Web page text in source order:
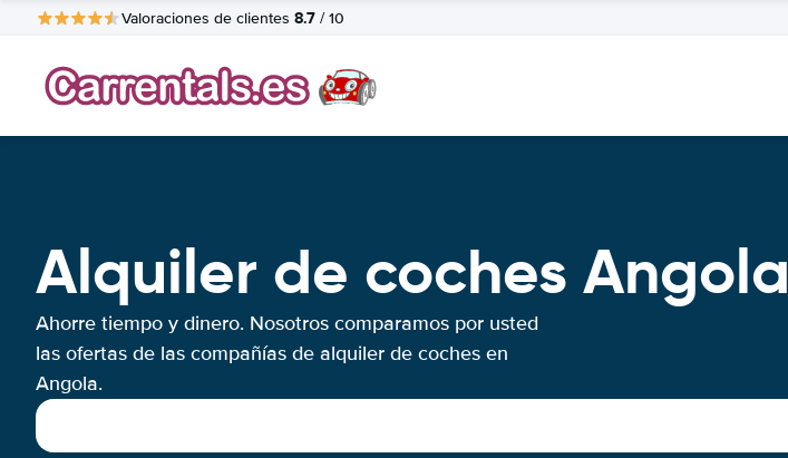
Valoraciones de clientes 8.7 / 10
Alquiler de coches Angola
Ahorre tiempo y dinero. Nosotros comparamos por usted
las ofertas de las compañías de alquiler de coches en
Angola.